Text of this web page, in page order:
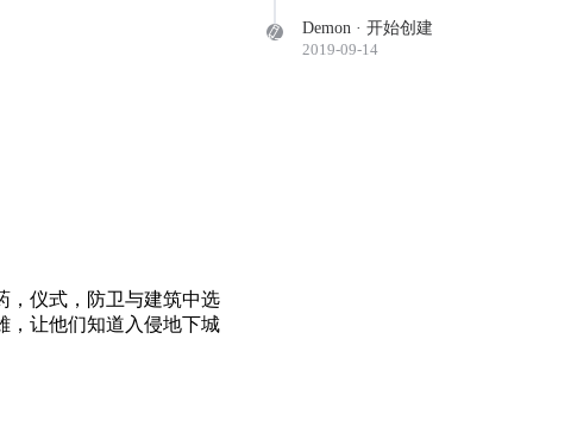
，仪式，防卫与建筑中选
，让他们知道入侵地下城
Demon · 开始创建
2019-09-14